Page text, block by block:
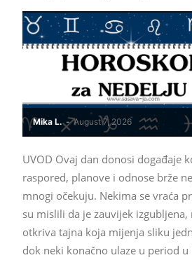
Mika L. - August 7, 2026
UVOD Ovaj dan donosi događaje
raspored, planove i odnose brže
mnogi očekuju. Nekima se vraća
su mislili da je zauvijek izgubljena,
otkriva tajna koja mijenja sliku
dok neki konačno ulaze u period u